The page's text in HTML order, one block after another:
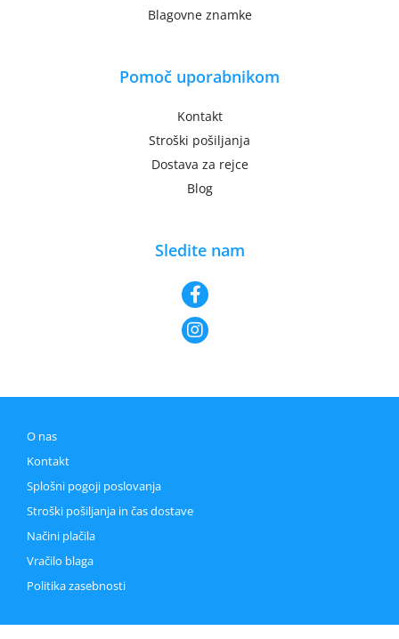
Blagovne znamke
Pomoč uporabnikom
Kontakt
Stroški pošiljanja
Dostava za rejce
Blog
Sledite nam
O nas
Kontakt
Splošni pogoji poslovanja
Stroški pošiljanja in čas dostave
Načini plačila
Vračilo blaga
Politika zasebnosti